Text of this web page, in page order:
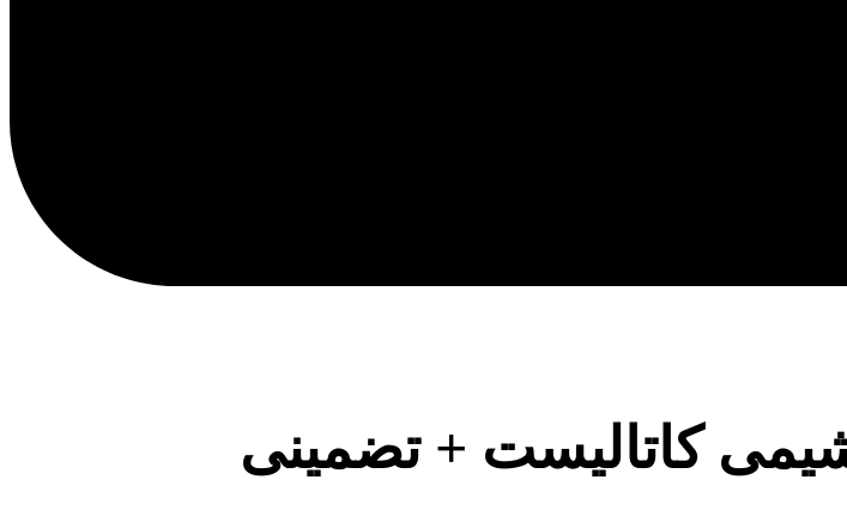
شیمی کاتالیست + تضمینی